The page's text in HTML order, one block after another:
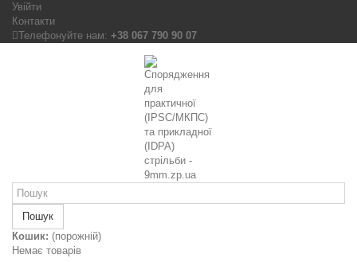
Увійти
Контакти
Телефонуйте нам: +38 067 790 90 07
Пошук
Кошик: (порожній)
Немає товарів